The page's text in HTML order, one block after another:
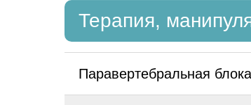
Терапия,
Паравертебральная